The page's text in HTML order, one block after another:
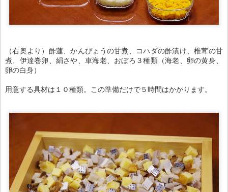
（右奥より）酢蓮、かんぴょうの甘煮、コハダの酢漬け、椎茸の甘
煮、伊達巻卵、絹さや、車海老、おぼろ３種類（海老、卵の黄身、
卵の白身）
用意する具材は１０種類。この準備だけで５時間はかかります。